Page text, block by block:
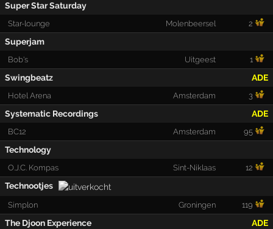
Super Star Saturday
Star-lounge Molenbeersel 2
Superjam
Bob's Uitgeest 1
Swingbeatz ADE
Hotel Arena Amsterdam 3
Systematic Recordings ADE
BC12 Amsterdam 95
Technology
O.J.C. Kompas Sint-Niklaas 12
Technootjes
Simplon Groningen 119
The Djoon Experience ADE